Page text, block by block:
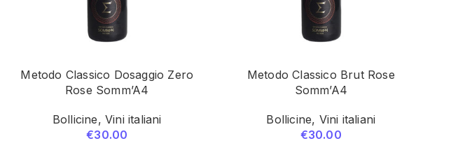
Metodo Classico Dosaggio Zero
Rose Somm’A4
Bollicine,Vini italiani
€30.00
Metodo Classico Brut Rose
Somm’A4
Bollicine, Vini italiani
€30.00